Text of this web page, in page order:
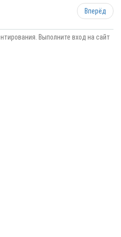
Вперёд
Выполните вход на сайт